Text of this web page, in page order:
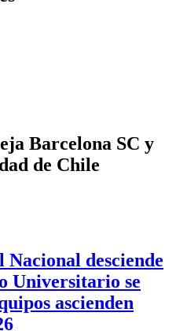
Barcelona SC y
de Chile
desciende
Universitario se
ascienden